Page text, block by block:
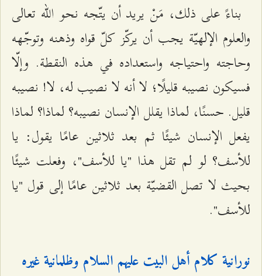
بناءً على ذلك، مَنْ يريد أن يتّجه نحو الله تعالى
والعلوم الإلهيّة يجب أن يركّز كلّ قواه وذهنه وتوجّهه
وحاجته واحتياجه واستعداده في هذه النقطة. وإلّا
فسيكون نصيبه قليلًا؛ لا أنه لا نصيب له، لا! نصيبه
قليل. حسنًا، لماذا يقلل الإنسان نصيبه؟ لماذا؟ لماذا
يفعل الإنسان شيئًا ثم بعد ثلاثين عامًا يقول: يا
للأسف؟ لو لم تقل هذا "يا للأسف"، وفعلت شيئًا
بحيث لا تصل القضيّة بعد ثلاثين عامًا إلى قول "يا
للأسف".
نورانية كلام أهل البيت عليهم السلام وظلمانية غيره